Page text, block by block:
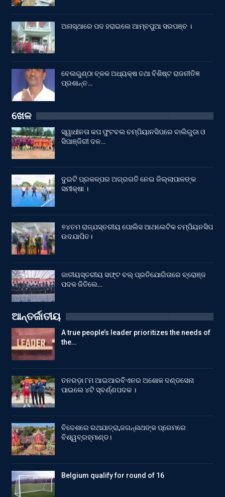
ଅନାସ୍ଥାରେ ପଦ ହରାଇଲେ ଆମ୍ବପୁଆ ସରପଞ୍ଚ ।
ବେଲଗୁଣ୍ଠା ବ୍ଳକ ଅଧ୍ୟକ୍ଷ ତଥା ବିଶିଷ୍ଟ ରାଜନୀତିଜ୍ଞ
ପ୍ରଶାନ୍ତ…
ଖେଳ
ସ୍ୱାଧୀନତା କପ ଫୁଟବଲ ଚମ୍ପିୟାନସିପରେ ବାଲିଗୁଡା ଓ
ସିପାଞ୍ଜିରୀ ଦଳ…
ଦୁଇଟି ପ୍ରକଳ୍ପର ଅଗ୍ରଗତି ନେଇ ଜିଲ୍ଲାପାଳଙ୍କ
ସମୀକ୍ଷା ।
୭୪ତମ ରାଜ୍ଯସ୍ତରୀୟ ପୋଲିସ ଆଥଲେଟିକ ଚମ୍ପିୟନସିପ
ଉଦଯାପିତ।
ଜାତୀୟସ୍ତରୀୟ ସଫ୍ଟ ବଲ୍ ପ୍ରତିଯୋଗିତାରେ ବ୍ରୋଞ୍ଜ
ପଦକ ଜିତିଲେ…
ଆନ୍ତର୍ଜାତୀୟ
A true people’s leader prioritizes the needs of
the…
ତନରଡ଼ା ୮ମ ଆଇଆରବିଏନର ଅଶୋକ ଦଣ୍ଡସେନା
ପାଇଲେ ୪ଟି ସ୍ବର୍ଣ୍ଣପଦକ ।
ବିଦେଶରେ ରଥଯାତ୍ରା,ଜଗନ୍ନାଥଙ୍କ ପ୍ରେମରେ
ବିଶ୍ୱବ୍ରହ୍ମାଣ୍ଡ।
Belgium qualify for round of 16